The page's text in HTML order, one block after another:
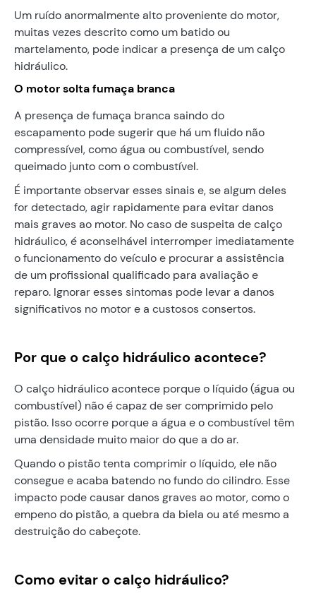
Um ruído anormalmente alto proveniente do motor,
muitas vezes descrito como um batido ou
martelamento, pode indicar a presença de um calço
hidráulico.
O motor solta fumaça branca
A presença de fumaça branca saindo do
escapamento pode sugerir que há um fluido não
compressível, como água ou combustível, sendo
queimado junto com o combustível.
É importante observar esses sinais e, se algum deles
for detectado, agir rapidamente para evitar danos
mais graves ao motor. No caso de suspeita de calço
hidráulico, é aconselhável interromper imediatamente
o funcionamento do veículo e procurar a assistência
de um profissional qualificado para avaliação e
reparo. Ignorar esses sintomas pode levar a danos
significativos no motor e a custosos consertos.
Por que o calço hidráulico acontece?
O calço hidráulico acontece porque o líquido (água ou
combustível) não é capaz de ser comprimido pelo
pistão. Isso ocorre porque a água e o combustível têm
uma densidade muito maior do que a do ar.
Quando o pistão tenta comprimir o líquido, ele não
consegue e acaba batendo no fundo do cilindro. Esse
impacto pode causar danos graves ao motor, como o
empeno do pistão, a quebra da biela ou até mesmo a
destruição do cabeçote.
Como evitar o calço hidráulico?